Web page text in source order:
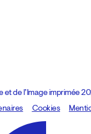
de l’Image imprimée
, code:8080.studio
Cookies